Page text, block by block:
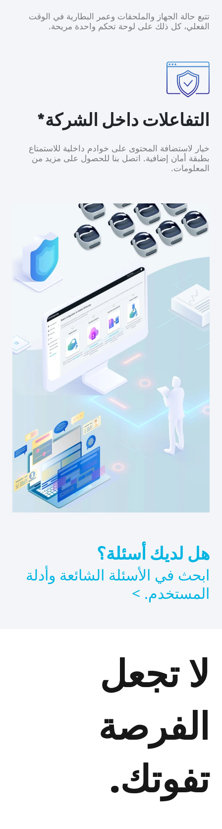
تتبع حالة الجهاز والملحقات وعمر البطارية في الوقت
الفعلي، كل ذلك على لوحة تحكم واحدة مريحة.
التفاعلات داخل الشركة*
خيار لاستضافة المحتوى على خوادم داخلية للاستمتاع
بطبقة أمان إضافية. اتصل بنا للحصول على مزيد من
المعلومات.
هل لديك أسئلة؟
ابحث في الأسئلة الشائعة وأدلة
المستخدم. >
لا تجعل
الفرصة
تفوتك.